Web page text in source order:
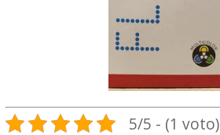
5/5 - (1 voto)